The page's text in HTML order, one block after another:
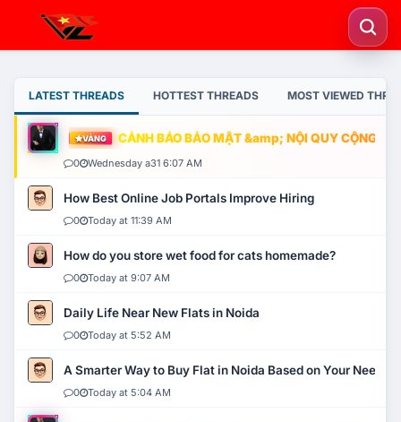
LATEST THREADS HOTTEST THREADS MOST VIEWED
VÀNG CẢNH BÁO BẢO MẬT &amp; NỘI QUY CỘNG
0 Wednesday a31 6:07 AM
How Best Online Job Portals Improve Hiring
0 Today at 11:39 AM
How do you store wet food for cats homemade?
0 Today at 9:07 AM
Daily Life Near New Flats in Noida
0 Today at 5:52 AM
A Smarter Way to Buy Flat in Noida Based on Your Needs
0 Today at 5:04 AM